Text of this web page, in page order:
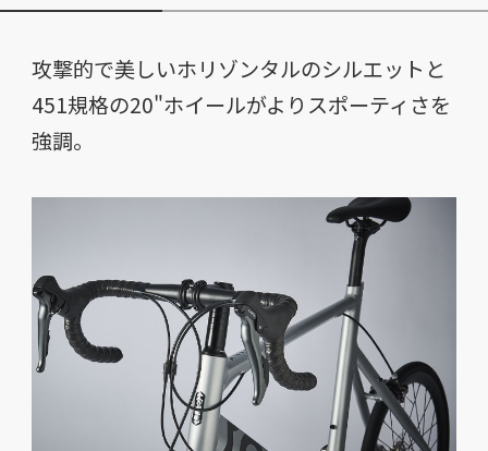
攻撃的で美しいホリゾンタルのシルエットと
451規格の20"ホイールがよりスポーティさを
強調。